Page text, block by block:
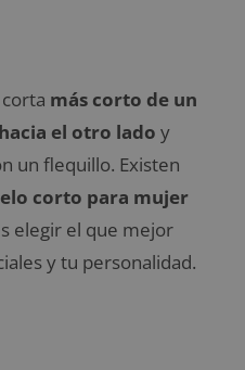
más corto de un
el otro lado y
un flequillo. Existen
corto para mujer
elegir el que mejor
y tu personalidad.